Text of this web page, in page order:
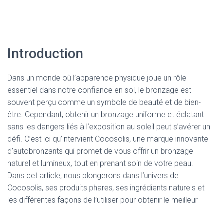
Introduction
Dans un monde où l’apparence physique joue un rôle
essentiel dans notre confiance en soi, le bronzage est
souvent perçu comme un symbole de beauté et de bien-
être. Cependant, obtenir un bronzage uniforme et éclatant
sans les dangers liés à l’exposition au soleil peut s’avérer un
défi. C’est ici qu’intervient Cocosolis, une marque innovante
d’autobronzants qui promet de vous offrir un bronzage
naturel et lumineux, tout en prenant soin de votre peau.
Dans cet article, nous plongerons dans l’univers de
Cocosolis, ses produits phares, ses ingrédients naturels et
les différentes façons de l’utiliser pour obtenir le meilleur